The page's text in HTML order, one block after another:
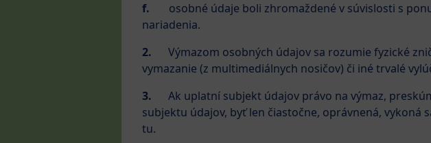
f. osobné údaje boli zhromaždené v súvislosti s
nariadenia.
2. Výmazom osobných údajov sa rozumie fyzické
vymazanie (z multimediálnych nosičov) či iné trvalé
3. Ak uplatní subjekt údajov právo na výmaz,
subjektu údajov, byť len čiastočne, oprávnená, vykoná
tu.